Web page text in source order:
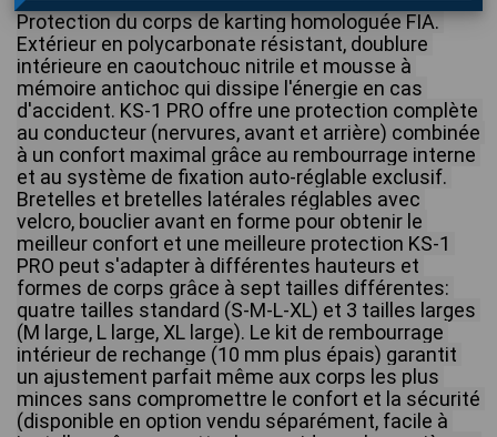
Protection du corps de karting homologuée FIA.
Extérieur en polycarbonate résistant, doublure
intérieure en caoutchouc nitrile et mousse à
mémoire antichoc qui dissipe l'énergie en cas
d'accident. KS-1 PRO offre une protection complète
au conducteur (nervures, avant et arrière) combinée
à un confort maximal grâce au rembourrage interne
et au système de fixation auto-réglable exclusif.
Bretelles et bretelles latérales réglables avec
velcro, bouclier avant en forme pour obtenir le
meilleur confort et une meilleure protection KS-1
PRO peut s'adapter à différentes hauteurs et
formes de corps grâce à sept tailles différentes:
quatre tailles standard (S-M-L-XL) et 3 tailles larges
(M large, L large, XL large). Le kit de rembourrage
intérieur de rechange (10 mm plus épais) garantit
un ajustement parfait même aux corps les plus
minces sans compromettre le confort et la sécurité
(disponible en option vendu séparément, facile à